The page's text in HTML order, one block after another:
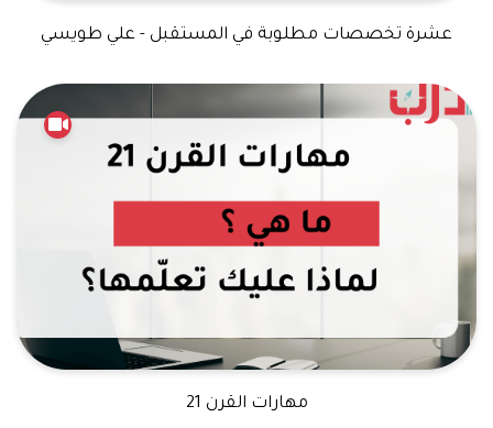
عشرة تخصصات مطلوبة في المستقبل - علي طويسي
مهارات القرن 21